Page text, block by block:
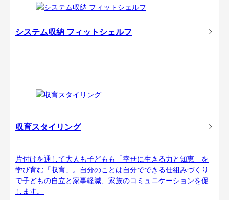
システム収納 フィットシェルフ
収育スタイリング
片付けを通して大人も子どもも「幸せに生きる力と知恵」を
学び育む「収育」。自分のことは自分でできる仕組みづくり
で子どもの自立と家事軽減、家族のコミュニケーションを促
します。